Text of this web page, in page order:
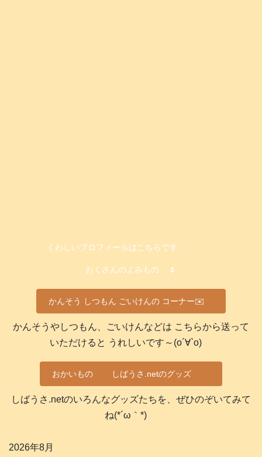
くわしいプロフィールはこちらです
おくさんのよみもの 🌷
かんそう しつもん ごいけんの コーナー✉️
かんそうやしつもん、ごいけんなどは こちらから送って
いただけると うれしいです～(о´∀`о)
おかいもの しばうさ.netのグッズ
しばうさ.netのいろんなグッズたちを、ぜひのぞいてみて
ね(*´ω｀*)
2026年8月